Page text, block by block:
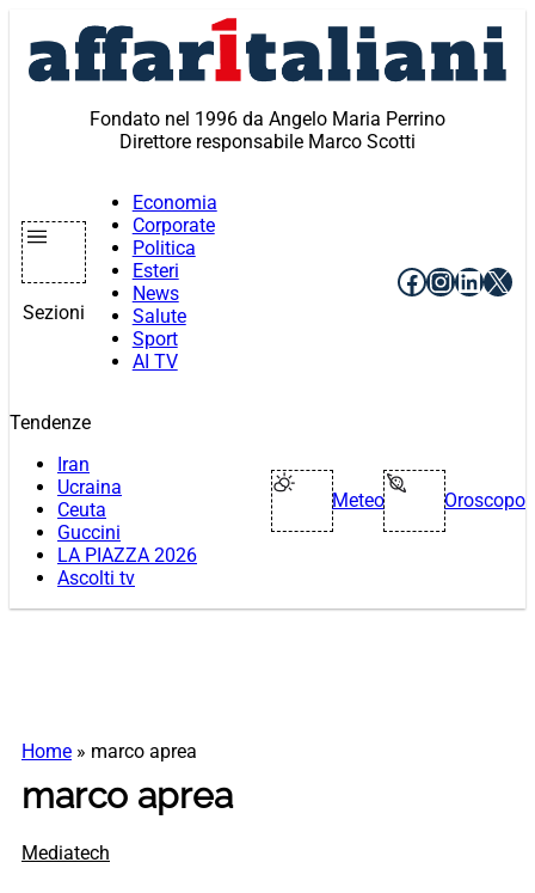
contenuto
Fondato nel 1996 da Angelo Maria Perrino
Direttore responsabile Marco Scotti
Sezioni
Economia
Corporate
Politica
Esteri
News
Salute
Sport
AI TV
Facebook
X
Tendenze
Iran
Ucraina
Ceuta
Guccini
LA PIAZZA 2026
Ascolti tv
Meteo Oroscopo
Home » marco aprea
marco aprea
Mediatech